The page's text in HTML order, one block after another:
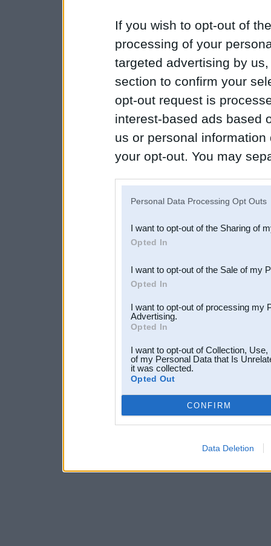
If you wish to opt-out of
processing of your
targeted advertising by
section to confirm your
opt-out request is
interest-based ads based
us or personal
your opt-out. You may
Downstream Participants
third parties.
Personal Data Processing Opt Outs
I want to opt-out of the Sharing of
Opted In
I want to opt-out of the Sale of my
Opted In
I want to opt-out of processing my
Advertising.
Opted In
I want to opt-out of Collection,
of my Personal Data that Is
it was collected.
Opted Out
CONFIRM
Data Deletion